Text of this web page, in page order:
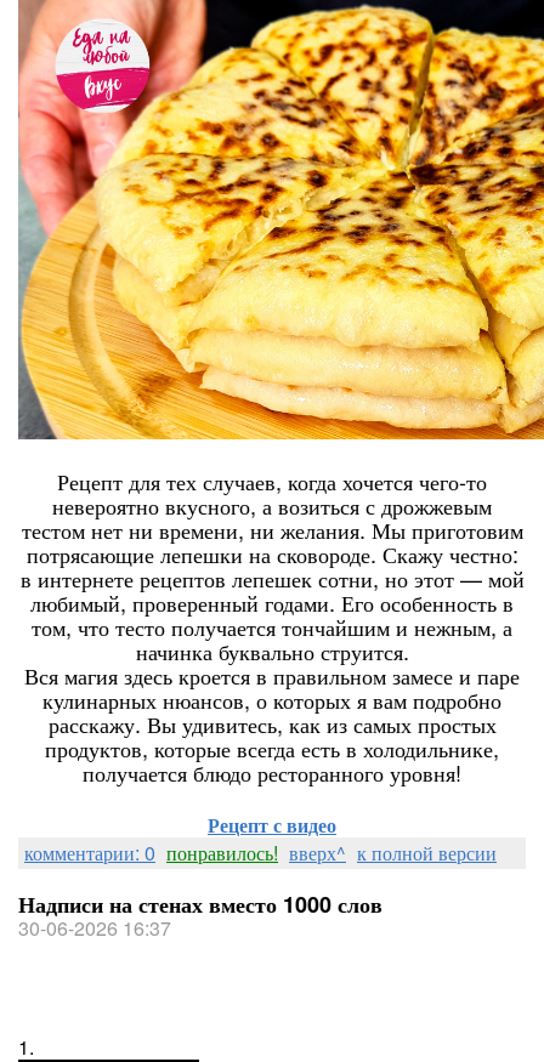
Рецепт для тех случаев, когда хочется чего-то
невероятно вкусного, а возиться с дрожжевым
тестом нет ни времени, ни желания. Мы приготовим
потрясающие лепешки на сковороде. Скажу честно:
в интернете рецептов лепешек сотни, но этот — мой
любимый, проверенный годами. Его особенность в
том, что тесто получается тончайшим и нежным, а
начинка буквально струится.
Вся магия здесь кроется в правильном замесе и паре
кулинарных нюансов, о которых я вам подробно
расскажу. Вы удивитесь, как из самых простых
продуктов, которые всегда есть в холодильнике,
получается блюдо ресторанного уровня!
Рецепт с видео
комментарии: 0 понравилось! вверх^ к полной версии
Надписи на стенах вместо 1000 слов
30-06-2026 16:37
1.